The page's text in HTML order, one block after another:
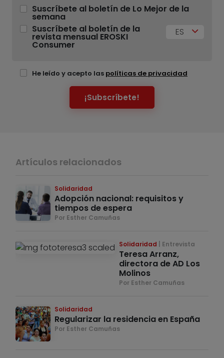
Suscríbete al boletín de Lo Mejor de la
semana
Suscríbete al boletín de la
revista mensual EROSKI
Consumer
ES
He leído y acepto las políticas de privacidad
¡Subscríbete!
Artículos relacionados
Solidaridad
Adopción nacional: requisitos y
tiempos de espera
Por Esther Camuñas
Solidaridad Entrevista
Teresa Arranz,
directora de AD Los
Molinos
Por Esther Camuñas
Solidaridad
Regularizar la residencia en España
Por Esther Camuñas